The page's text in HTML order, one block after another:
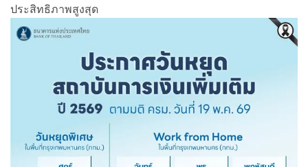
ประสิทธิภาพสูงสุด